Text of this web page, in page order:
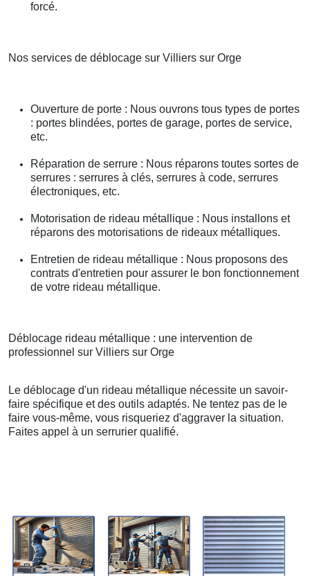
forcé.
Nos services de déblocage sur Villiers sur Orge
Ouverture de porte : Nous ouvrons tous types de portes
: portes blindées, portes de garage, portes de service,
etc.
Réparation de serrure : Nous réparons toutes sortes de
serrures : serrures à clés, serrures à code, serrures
électroniques, etc.
Motorisation de rideau métallique : Nous installons et
réparons des motorisations de rideaux métalliques.
Entretien de rideau métallique : Nous proposons des
contrats d'entretien pour assurer le bon fonctionnement
de votre rideau métallique.
Déblocage rideau métallique : une intervention de
professionnel sur Villiers sur Orge
Le déblocage d'un rideau métallique nécessite un savoir-
faire spécifique et des outils adaptés. Ne tentez pas de le
faire vous-même, vous risqueriez d'aggraver la situation.
Faites appel à un serrurier qualifié.